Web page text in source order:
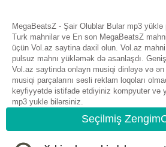
MegaBeatsZ - Şair Olublar Bular mp3
Turk mahnilar ve En son MegaBeatsZ
üçün Vol.az saytina daxil olun. Vol.az
pulsuz mahnı yükləmək də asanlaşdı.
Vol.az saytinda onlayn musiqi dinləyə və
musiqi parçalarını səsli reklam loqoları
keyfiyyətdə istifadə etdiyiniz kompyuter və
mp3 yukle bilərsiniz.
Seçilmiş